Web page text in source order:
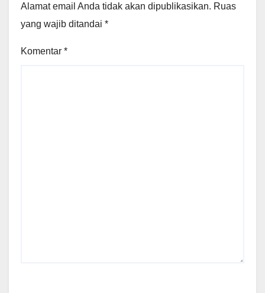
Alamat email Anda tidak akan dipublikasikan. Ruas
yang wajib ditandai *
Komentar *